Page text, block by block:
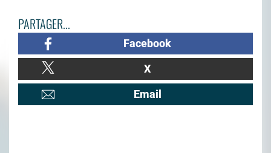
PARTAGER...
Facebook
X
Email